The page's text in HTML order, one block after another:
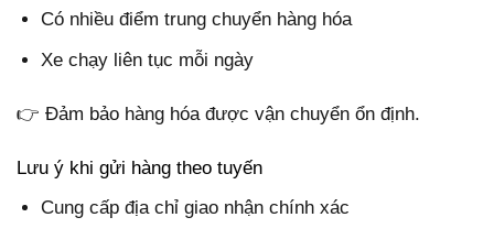
Có nhiều điểm trung chuyển hàng hóa
Xe chạy liên tục mỗi ngày
👉 Đảm bảo hàng hóa được vận chuyển ổn định.
Lưu ý khi gửi hàng theo tuyến
Cung cấp địa chỉ giao nhận chính xác